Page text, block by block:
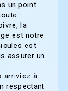
un point
la
est notre
est
assurer un
arriviez à
respectant